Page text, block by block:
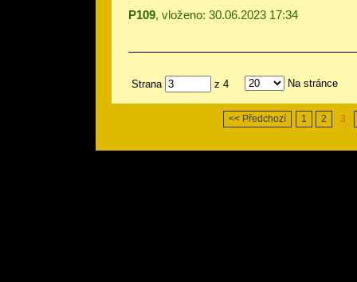
P109, vloženo: 30.06.2023 17:34
Strana z 4 Na stránce
<< Předchozí 1 2 3